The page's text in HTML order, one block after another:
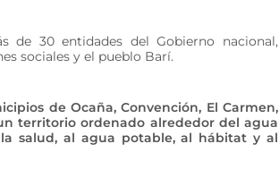
de 30 entidades del Gobierno nacional,
sociales y el pueblo Barí.
de Ocaña, Convención, El Carmen,
territorio ordenado alrededor del agua
salud, al agua potable, al hábitat y al